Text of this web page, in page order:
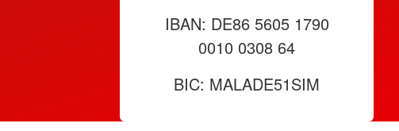
IBAN: DE86 5605 1790
0010 0308 64
BIC: MALADE51SIM